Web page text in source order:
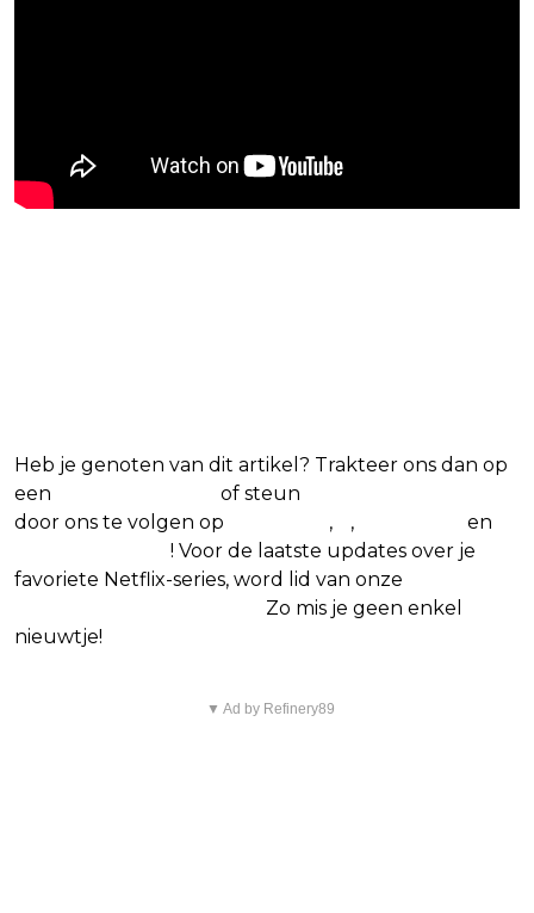
Heb je genoten van dit artikel? Trakteer ons dan op
een
of steun
door ons te volgen op
, ,
en
! Voor de laatste updates over je
favoriete Netflix-series, word lid van onze
Zo mis je geen enkel
nieuwtje!
▼ Ad by Refinery89